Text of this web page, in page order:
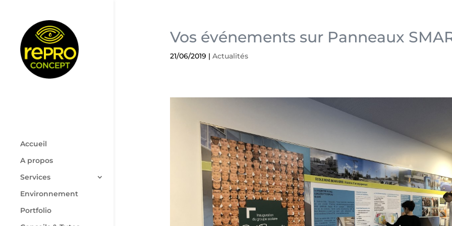
Accueil
A propos
Services
Environnement
Portfolio
Vos événements sur Panneaux
21/06/2019 | Actualités